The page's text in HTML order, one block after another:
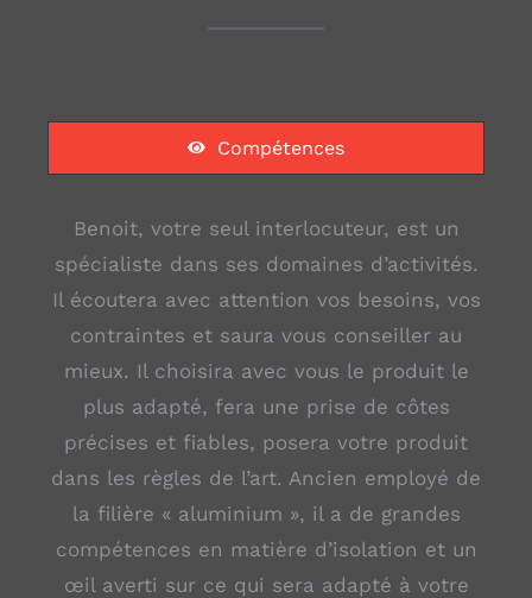
Compétences
Benoit, votre seul interlocuteur, est un
spécialiste dans ses domaines d’activités.
Il écoutera avec attention vos besoins, vos
contraintes et saura vous conseiller au
mieux. Il choisira avec vous le produit le
plus adapté, fera une prise de côtes
précises et fiables, posera votre produit
dans les règles de l’art. Ancien employé de
la filière « aluminium », il a de grandes
compétences en matière d’isolation et un
œil averti sur ce qui sera adapté à votre